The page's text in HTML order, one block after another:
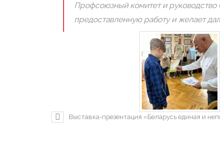
Профсоюзный комитет и
предоставленную работу и желает
Выставка-презентация «Беларусь единая и